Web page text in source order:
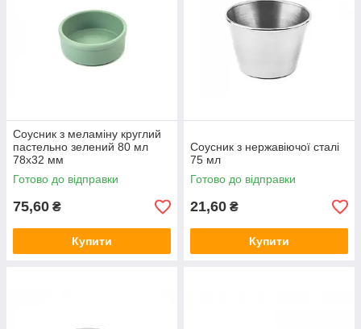
Соусник з меламіну круглий
пастельно зелений 80 мл
78х32 мм
Готово до відправки
75,60 ₴
Купити
Соусник з нержавіючої сталі
75 мл
Готово до відправки
21,60 ₴
Купити